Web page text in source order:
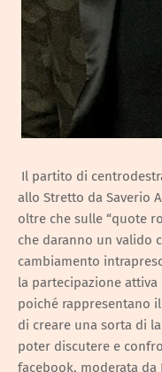
Il partito di
allo Stretto da Saverio
oltre che sulle “quote
che daranno un valido
cambiamento
la partecipazione attiva
poiché rappresentano
di creare una sorta di
poter discutere e
facebook, moderata da